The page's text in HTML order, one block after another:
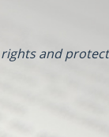
and